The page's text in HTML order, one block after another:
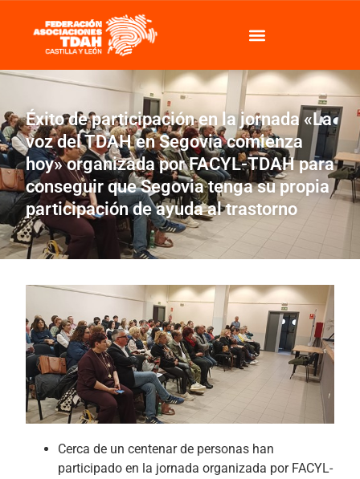
Éxito de participación en la jornada «La
voz del TDAH en Segovia comienza
hoy» organizada por FACYL-TDAH para
conseguir que Segovia tenga su propia
participación de ayuda al trastorno
Cerca de un centenar de personas han
participado en la jornada organizada por FACYL-